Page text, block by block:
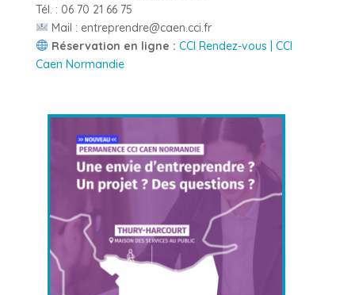
Tél. : 06 70 21 66 75
Mail : entreprendre@caen.cci.fr
Réservation en ligne : CCI Rendez-vous | CCI
Caen Normandie